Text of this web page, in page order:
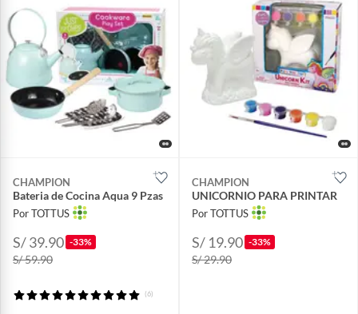
CHAMPION
Bateria de Cocina Aqua 9 Pzas
Por TOTTUS
S/ 39.90 -33%
S/ 59.90
(6)
CHAMPION
UNICORNIO PARA PRINTAR
Por TOTTUS
S/ 19.90 -33%
S/ 29.90